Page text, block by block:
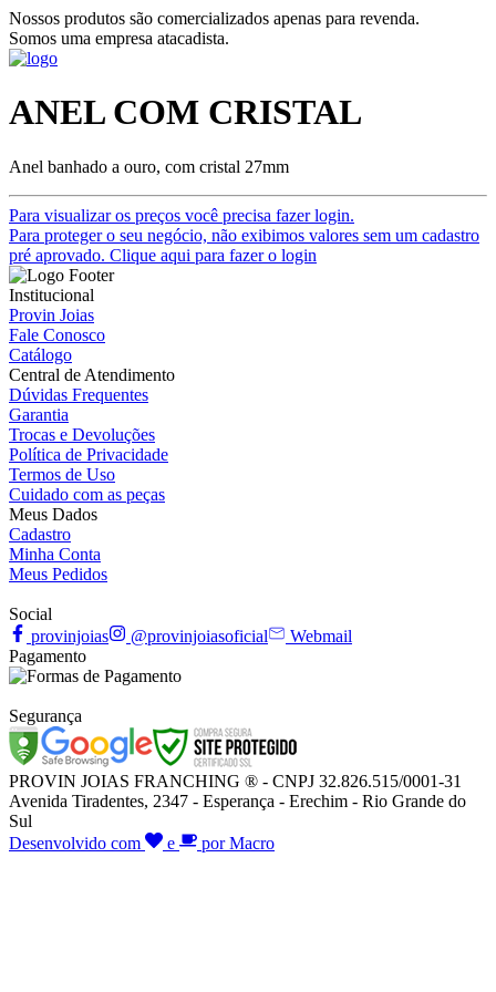
Nossos produtos são comercializados apenas para revenda.
Somos uma empresa atacadista.
ANEL COM CRISTAL
Anel banhado a ouro, com cristal 27mm
Para visualizar os preços você precisa fazer login.
Para proteger o seu negócio, não exibimos valores sem um cadastro
pré aprovado. Clique aqui para fazer o login
Institucional
Provin Joias
Fale Conosco
Catálogo
Central de Atendimento
Dúvidas Frequentes
Garantia
Trocas e Devoluções
Política de Privacidade
Termos de Uso
Cuidado com as peças
Meus Dados
Cadastro
Minha Conta
Meus Pedidos
Social
provinjoias
@provinjoiasoficial
Webmail
Pagamento
Segurança
PROVIN JOIAS FRANCHING ® - CNPJ 32.826.515/0001-31
Avenida Tiradentes, 2347 - Esperança - Erechim - Rio Grande do
Sul
Desenvolvido com
e por Macro